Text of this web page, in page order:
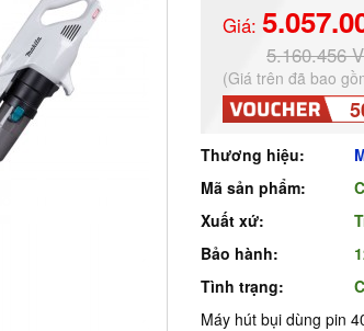
Giá:
5.160.456
(Giá trên đã bao
Thương hiệu:
Mã sản phẩm:
Xuất xứ:
Bảo hành:
Tình trạng:
Máy hút bụi dùng pin